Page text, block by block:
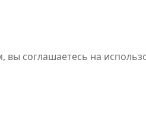
соглашаетесь на